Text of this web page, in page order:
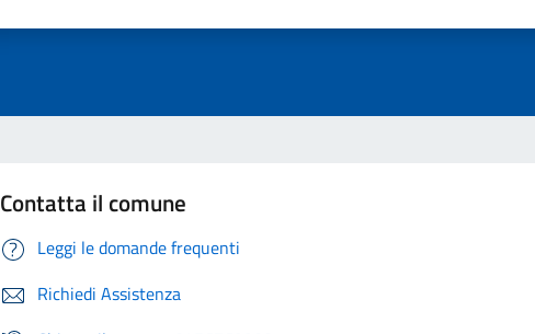
Contatta il comune
Leggi le domande frequenti
Richiedi Assistenza